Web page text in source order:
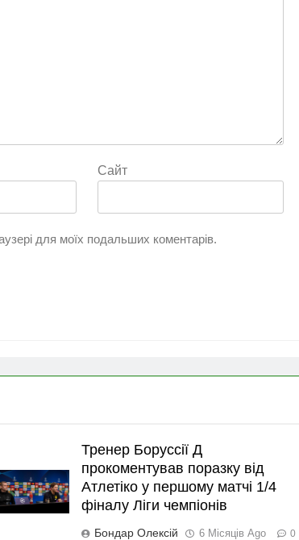
Сайт
для моїх подальших коментарів.
Тренер Боруссії Д
прокоментував поразку від
Атлетіко у першому матчі 1/4
фіналу Ліги чемпіонів
Бондар Олексій 6 Місяців Ago 0